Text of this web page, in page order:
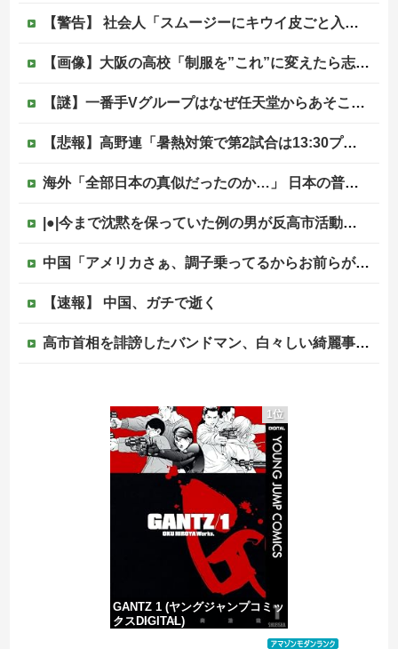
【警告】 社会人「スムージーにキウイ皮ごと入れよ。これ美容にいいんだよね〜」→ 結果…
【画像】大阪の高校「制服を”これ”に変えたら志願者がめちゃくちゃ増えた」
【謎】一番手Vグループはなぜ任天堂からあそこまで寵愛されるんだ？
【悲報】高野連「暑熱対策で第2試合は13:30プレイボールや！」他
海外「全部日本の真似だったのか…」 日本の普通のテレビ番組が最新SNSの数十年先を行っていたと話題に
|●|今まで沈黙を保っていた例の男が反高市活動を再開した模様、財務省を手を組んでの返り咲きが狙いか？
中国「アメリカさぁ、調子乗ってるからお前らが頼ってる軍用中国ドローン輸出禁止するわw」
【速報】 中国、ガチで逝く
高市首相を誹謗したバンドマン、白々しい綺麗事を吐きまくっていたが実際の所業が発覚してしまい……
【訃報】ツルマルツヨシが死去 31歳
【速報】元原爆資料館館長「もし可能なら修学旅行や平和学習の小学生に炎天下で腐敗した遺体の臭いを再現し嗅がせたい」
【移民政策反対】イオンの売り場で唐揚げを食う中国人の子供
1位
GANTZ 1 (ヤングジャンプコミッ
クスDIGITAL)